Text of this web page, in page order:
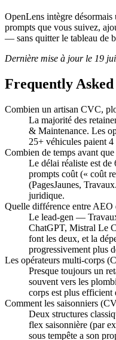
OpenLens intègre
prompts que vous suivez,
— sans quitter le tableau de
Dernière mise à jour le 19
Frequently Asked
Combien un artisan CVC,
La majorité des
& Maintenance. Les
25+ véhicules paient
Combien de temps avant
Le délai réaliste est
prompts coût (« coût
(PagesJaunes,
juridique.
Quelle différence entre AEO
Le lead-gen —
ChatGPT, Mistral Le
font les deux, et la
progressivement plus
Les opérateurs multi-corps
Presque toujours un
souvent vers les
corps est plus efficient
Comment les saisonniers
Deux structures
flex saisonnière (par
sous tempête a son